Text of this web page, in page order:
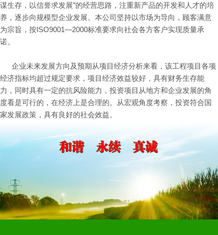
谋生存，以信誉求发展”的经营思路，注重新产品的开发和人才的培
养，逐步向规模型企业发展。本公司坚持以市场为导向，顾客满意
为宗旨，按ISO9001—2000标准要求向社会各方客户实现质量承
诺。
企业未来发展方向及预期从项目经济分析来看，该工程项目各项
经济指标均超过规定要求，项目经济效益较好，具有财务生存能
力，同时具有一定的抗风险能力，投资项目从地方和企业发展的角
度看是可行的，在经济上是合理的。从宏观角度考察，投资符合国
家发展政策，具有良好的社会效益。